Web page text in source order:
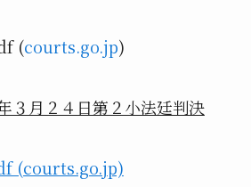
(courts.go.jp)
３月２４日第２小法廷判決
(courts.go.jp)